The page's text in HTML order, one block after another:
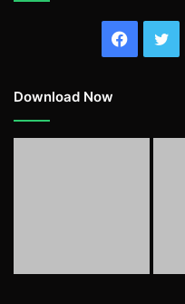
Download Now